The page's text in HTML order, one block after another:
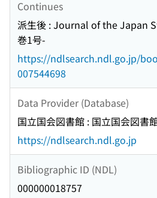
Continues
派生後 : Journal of the Japan
巻1号-
https://ndlsearch.ndl.go.jp/
007544698
Data Provider (Database)
国立国会図書館 : 国立国会図書
https://ndlsearch.ndl.go.jp
Bibliographic ID (NDL)
000000018757